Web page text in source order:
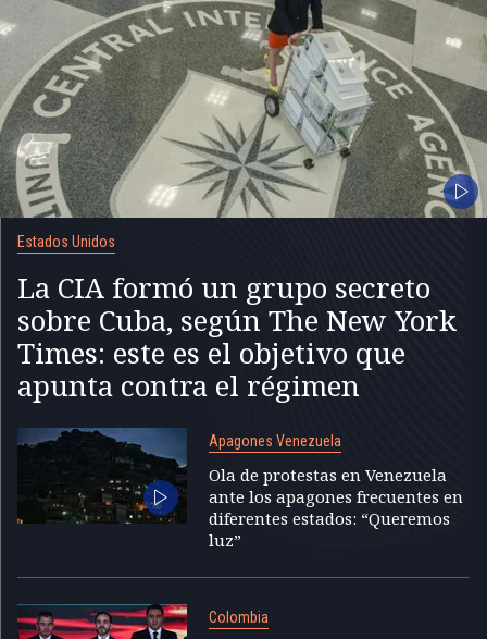
Estados Unidos
La CIA formó un grupo secreto
sobre Cuba, según The New York
Times: este es el objetivo que
apunta contra el régimen
Apagones Venezuela
Ola de protestas en Venezuela
ante los apagones frecuentes en
diferentes estados: “Queremos
luz”
Colombia